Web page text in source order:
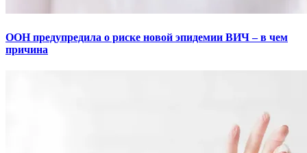
ООН предупредила о риске новой эпидемии ВИЧ – в чем
причина